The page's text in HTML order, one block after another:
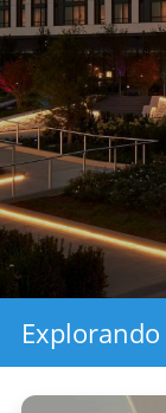
Explorando